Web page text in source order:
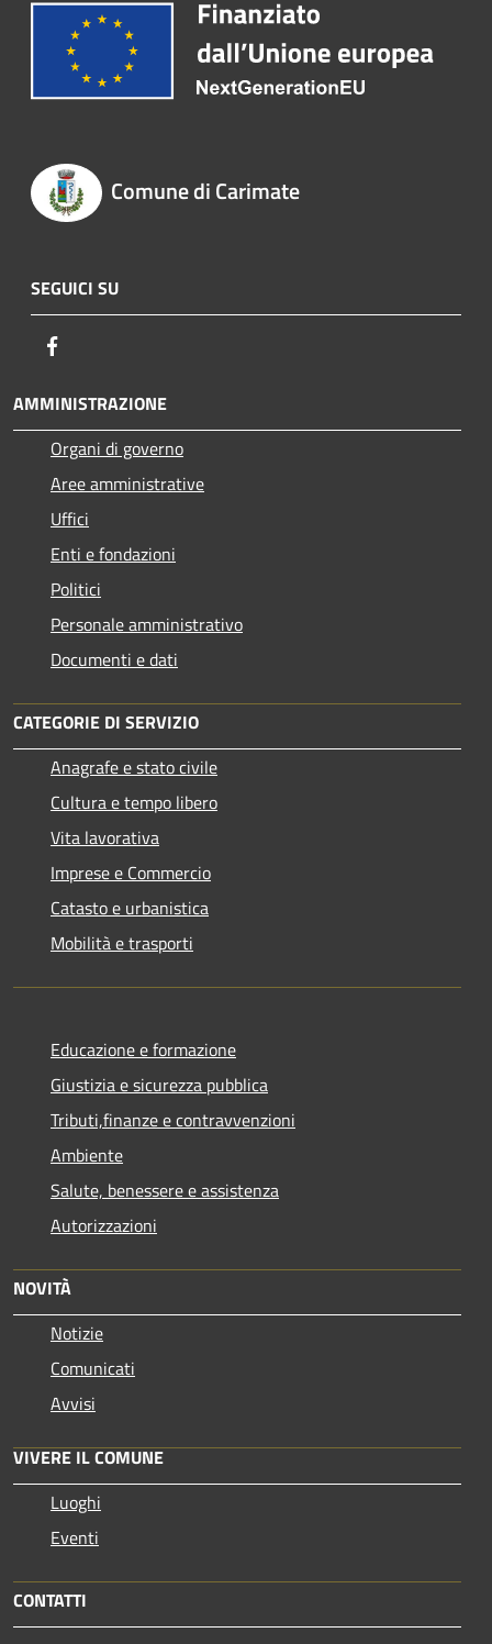
Comune di Carimate
SEGUICI SU
AMMINISTRAZIONE
Organi di governo
Aree amministrative
Uffici
Enti e fondazioni
Politici
Personale amministrativo
Documenti e dati
CATEGORIE DI SERVIZIO
Anagrafe e stato civile
Cultura e tempo libero
Vita lavorativa
Imprese e Commercio
Catasto e urbanistica
Mobilità e trasporti
Educazione e formazione
Giustizia e sicurezza pubblica
Tributi,finanze e contravvenzioni
Ambiente
Salute, benessere e assistenza
Autorizzazioni
NOVITÀ
Notizie
Comunicati
Avvisi
VIVERE IL COMUNE
Luoghi
Eventi
CONTATTI